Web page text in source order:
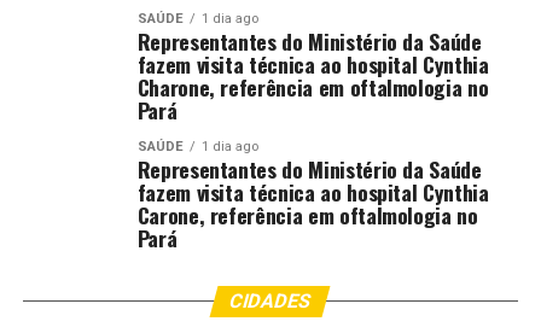
RELATED TOPICS: AGRICULTURA
METADE MUNICÍPIO POR PRODUÇÃO
QUAL
SAIBA SANTO TANGERINAS
Audiência nos EUA: ‘Perguntas foram técnicas e
específicas’, avaliam entidades do setor produtivo
Audiência nos EUA discute tarifas de 25% a produtos
brasileiros; entenda
SAÚDE 1 dia ago
Representantes do Ministério da Saúde
fazem visita técnica ao hospital Cynthia
Charone, referência em oftalmologia no
Pará
SAÚDE 1 dia ago
Representantes do Ministério da Saúde
fazem visita técnica ao hospital Cynthia
Carone, referência em oftalmologia no
Pará
CIDADES